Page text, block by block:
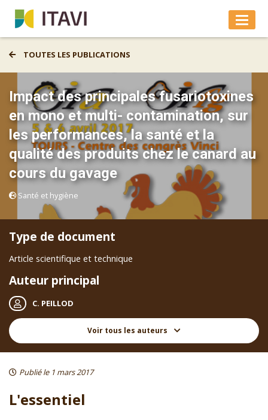
TOUTES LES PUBLICATIONS
Impact des principales fusariotoxines
en mono et multi- contamination, sur
les performances, la santé et la
qualité des produits chez le canard au
cours du gavage
Santé et hygiène
Type de document
Article scientifique et technique
Auteur principal
C. PEILLOD
Voir tous les auteurs
Publié le 1 mars 2017
L'essentiel